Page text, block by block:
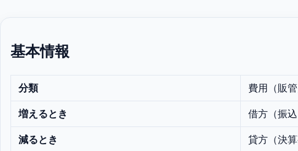
基本情報
分類 費用（販管
増えるとき 借方（振
減るとき 貸方（決